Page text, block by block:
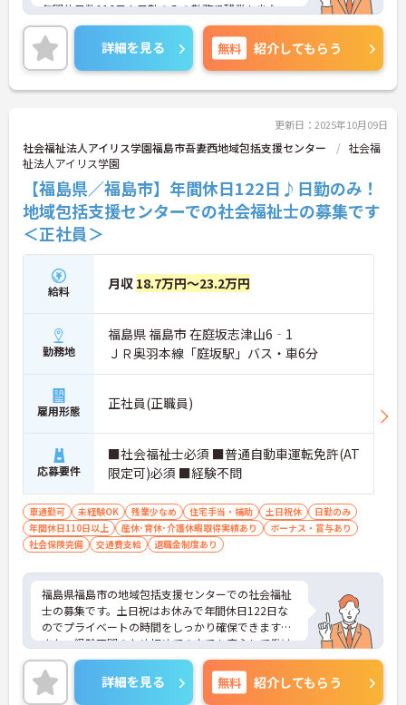
年間休日数116日！日勤のみの勤務で残業も少な
め！プライベートな時間も大切にしながら働けま
す！
ご興味ある方には、面接のポイントなど、さらに詳
細をお話致しますのでお気軽にご相談ください。
詳細を見る 無料 紹介してもらう
更新日：2025年10月09日
社会福祉法人アイリス学園福島市吾妻西地域包括支援センター
社会福
祉法人アイリス学園
【福島県／福島市】年間休日122日♪日勤のみ！
地域包括支援センターでの社会福祉士の募集です
＜正社員＞
給料 月収 18.7万円～23.2万円
勤務地
福島県 福島市 在庭坂志津山6‐1
ＪＲ奥羽本線「庭坂駅」バス・車6分
雇用形態 正社員(正職員)
応募要件
■社会福祉士必須 ■普通自動車運転免許(AT
限定可)必須 ■経験不問
車通勤可 未経験OK 残業少なめ 住宅手当・補助 土日祝休
日勤のみ
年間休日110日以上
産休･育休･介護休暇取得実績あり
ボーナス・賞与あり
社会保険完備
交通費支給 退職金制度あり
福島県福島市の地域包括支援センターでの社会福祉
士の募集です。土日祝はお休みで年間休日122日な
のでプライベートの時間をしっかり確保できます！
また、経験不問のため初めての方でも安心して働け
る環境です。ご興味のある方は、ご面接のポイント
お伝えしますのでご気軽にお問い合わせください。
詳細を見る 無料 紹介してもらう